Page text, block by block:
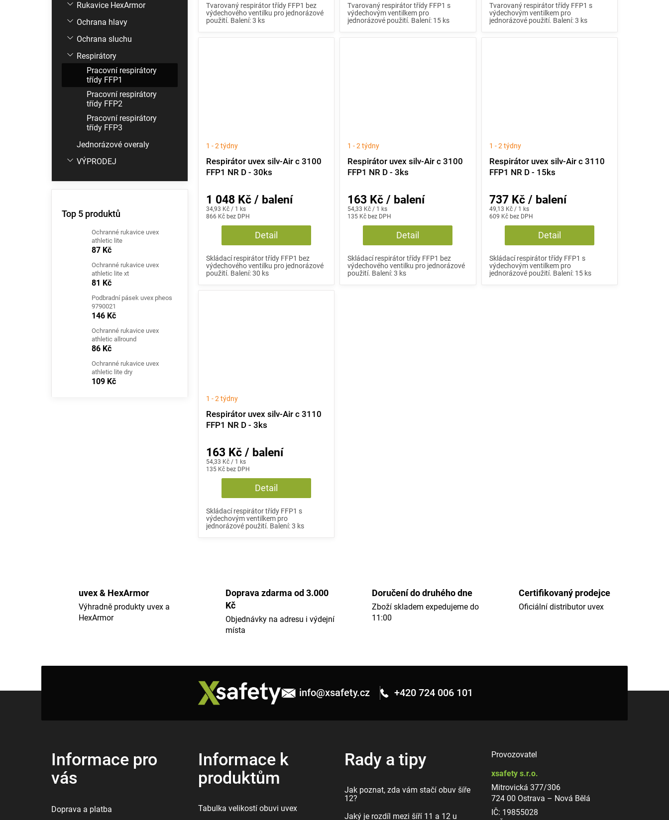
Rukavice HexArmor
Ochrana hlavy
Ochrana sluchu
Respirátory
Pracovní respirátory
třídy FFP1
Pracovní respirátory
třídy FFP2
Pracovní respirátory
třídy FFP3
Jednorázové overaly
VÝPRODEJ
Top 5 produktů
Ochranné rukavice uvex
athletic lite
87 Kč
Ochranné rukavice uvex
athletic lite xt
81 Kč
Podbradní pásek uvex pheos
9790021
146 Kč
Ochranné rukavice uvex
athletic allround
86 Kč
Ochranné rukavice uvex
athletic lite dry
109 Kč
Tvarovaný respirátor třídy FFP1 bez
výdechového ventilku pro jednorázové
použití. Balení: 3 ks
Tvarovaný respirátor třídy FFP1 s
výdechovým ventilkem pro
jednorázové použití. Balení: 15 ks
Tvarovaný respirátor třídy FFP1 s
výdechovým ventilkem pro
jednorázové použití. Balení: 3 ks
Respirátor uvex silv-Air c 3100
FFP1 NR D - 30ks
1 - 2 týdny
866 Kč bez DPH
1 048 Kč / balení
Měrná
cena:
34,93 Kč / 1 ks
Detail
Skládací respirátor třídy FFP1 bez
výdechového ventilku pro jednorázové
použití. Balení: 30 ks
Respirátor uvex silv-Air c 3100
FFP1 NR D - 3ks
1 - 2 týdny
135 Kč bez DPH
163 Kč / balení
Měrná
cena:
54,33 Kč / 1 ks
Detail
Skládací respirátor třídy FFP1 bez
výdechového ventilku pro jednorázové
použití. Balení: 3 ks
Respirátor uvex silv-Air c 3110
FFP1 NR D - 15ks
1 - 2 týdny
609 Kč bez DPH
737 Kč / balení
Měrná
cena:
49,13 Kč / 1 ks
Detail
Skládací respirátor třídy FFP1 s
výdechovým ventilkem pro
jednorázové použití. Balení: 15 ks
Respirátor uvex silv-Air c 3110
FFP1 NR D - 3ks
1 - 2 týdny
135 Kč bez DPH
163 Kč / balení
Měrná
cena:
54,33 Kč / 1 ks
Detail
Skládací respirátor třídy FFP1 s
výdechovým ventilkem pro
jednorázové použití. Balení: 3 ks
l
á
c
í
p
r
k
v
ý
uvex & HexArmor
Výhradně produkty uvex a
HexArmor
Doprava zdarma od 3.000
Kč
Objednávky na adresu i výdejní
místa
Doručení do druhého dne
Zboží skladem expedujeme do
11:00
Certifikovaný prodejce
Oficiální distributor uvex
info@xsafety.cz +420 724 006 101
Informace pro
vás
Doprava a platba
Informace k
produktům
Tabulka velikostí obuvi uvex
Rady a tipy
Jak poznat, zda vám stačí obuv šíře
12?
Jaký je rozdíl mezi šíří 11 a 12 u
Provozovatel
xsafety s.r.o.
Mitrovická 377/306
724 00 Ostrava – Nová Bělá
IČ: 19855028